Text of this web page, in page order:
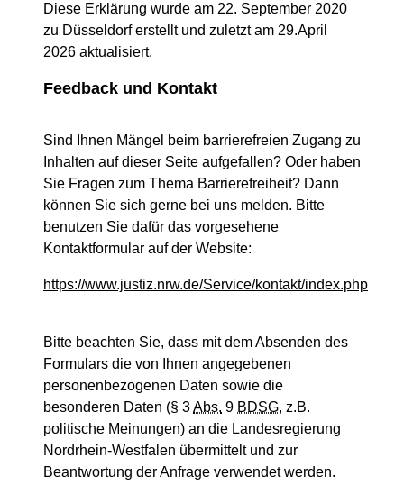
Diese Erklärung wurde am 22. September 2020
zu Düsseldorf erstellt und zuletzt am 29.April
2026 aktualisiert.
Feedback und Kontakt
Sind Ihnen Mängel beim barrierefreien Zugang zu
Inhalten auf dieser Seite aufgefallen? Oder haben
Sie Fragen zum Thema Barrierefreiheit? Dann
können Sie sich gerne bei uns melden. Bitte
benutzen Sie dafür das vorgesehene
Kontaktformular auf der Website:
https://www.justiz.nrw.de/Service/kontakt/index.php
Bitte beachten Sie, dass mit dem Absenden des
Formulars die von Ihnen angegebenen
personenbezogenen Daten sowie die
besonderen Daten (§ 3Abs. 9 BDSG, z.B.
politische Meinungen) an die Landesregierung
Nordrhein-Westfalen übermittelt und zur
Beantwortung der Anfrage verwendet werden.